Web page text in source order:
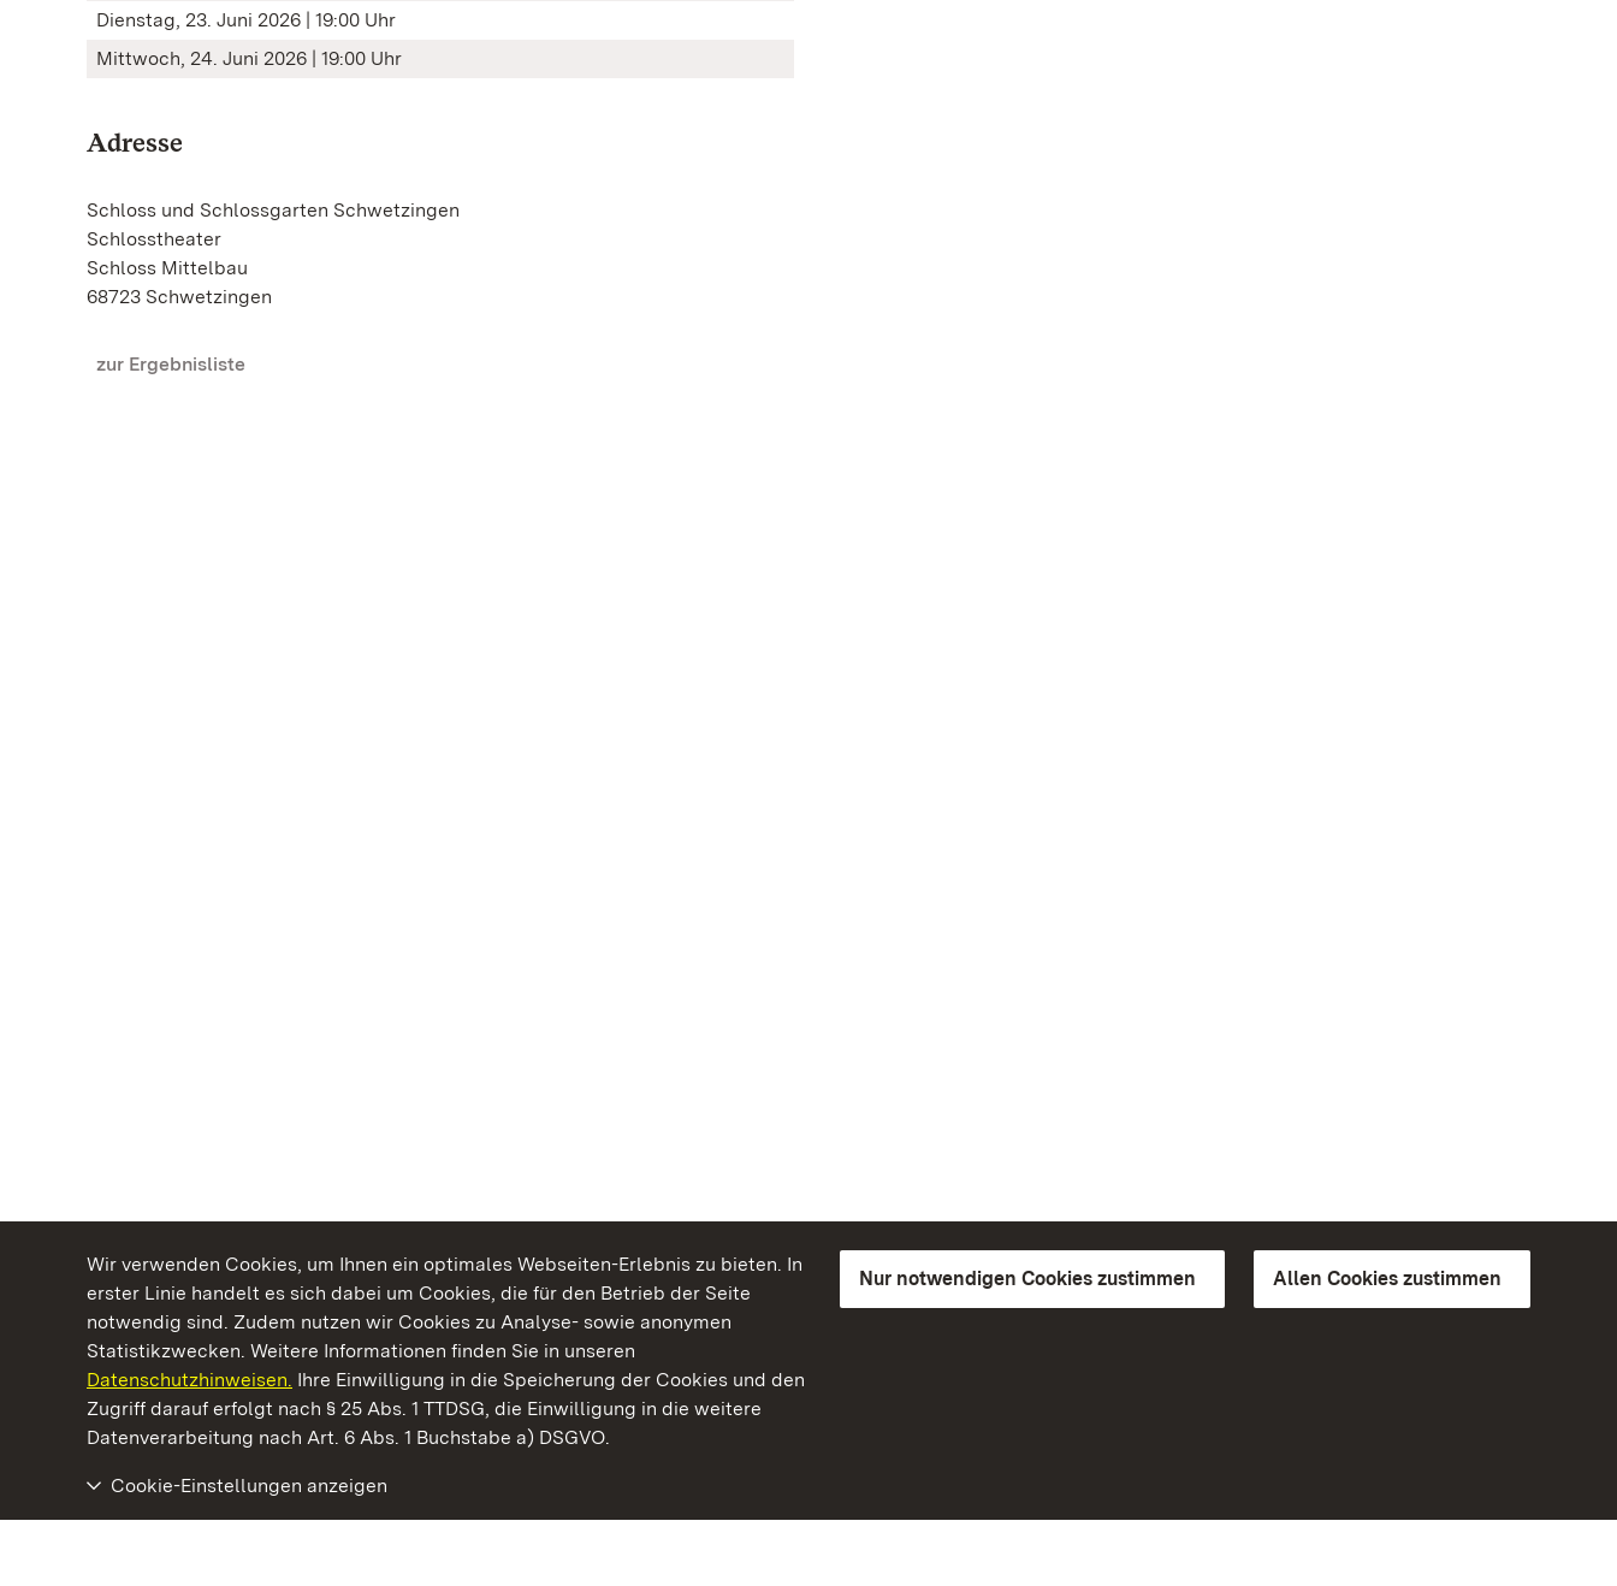
Wir verwenden Cookies, um Ihnen ein optimales Webseiten-Erlebnis zu bieten. In
erster Linie handelt es sich dabei um Cookies, die für den Betrieb der Seite
notwendig sind. Zudem nutzen wir Cookies zu Analyse- sowie anonymen
Statistikzwecken. Weitere Informationen finden Sie in unseren
Datenschutzhinweisen. Ihre Einwilligung in die Speicherung der Cookies und den
Zugriff darauf erfolgt nach § 25 Abs. 1 TTDSG, die Einwilligung in die weitere
Datenverarbeitung nach Art. 6 Abs. 1 Buchstabe a) DSGVO.
Nur notwendigen Cookies zustimmen Allen Cookies zustimmen
Cookie-Einstellungen anzeigen
Dienstag, 23. Juni 2026 | 19:00 Uhr
Mittwoch, 24. Juni 2026 | 19:00 Uhr
Adresse
Schloss und Schlossgarten Schwetzingen
Schlosstheater
Schloss Mittelbau
68723 Schwetzingen
zur Ergebnisliste
Kommen. Staunen. Genießen.